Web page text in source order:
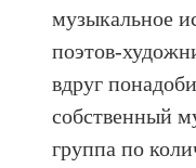
музыкальное
поэтов-
вдруг
собственный
группа по